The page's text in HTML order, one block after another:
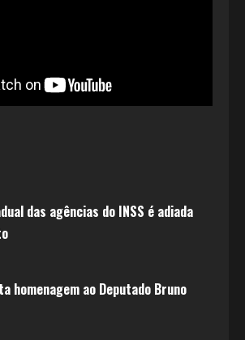
das agências do INSS é adiada
homenagem ao Deputado Bruno